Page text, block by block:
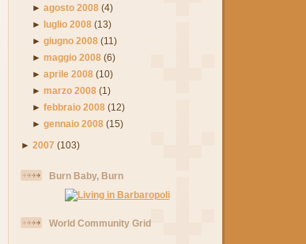
►agosto 2008 (4)
►
luglio 2008 (13)
►giugno 2008 (11)
►maggio 2008 (6)
►aprile 2008 (10)
►marzo 2008 (1)
►febbraio 2008 (12)
►gennaio 2008 (15)
► 2007 (103)
Burn Baby, Burn
World Community Grid